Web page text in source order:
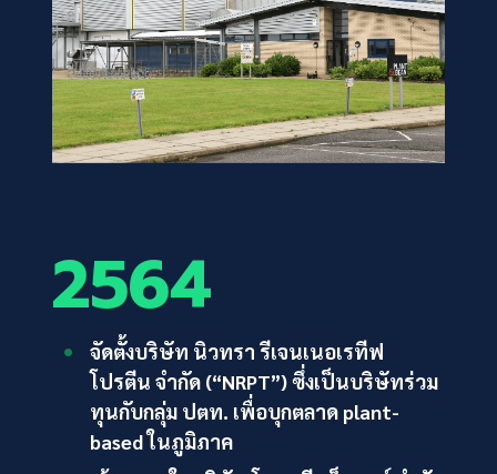
2564
จัดตั้งบริษัท นิวทรา รีเจนเนอเรทีฟ
โปรตีน จำกัด (“NRPT”) ซึ่งเป็นบริษัทร่วม
ทุนกับกลุ่ม ปตท. เพื่อบุกตลาด plant-
based ในภูมิภาค